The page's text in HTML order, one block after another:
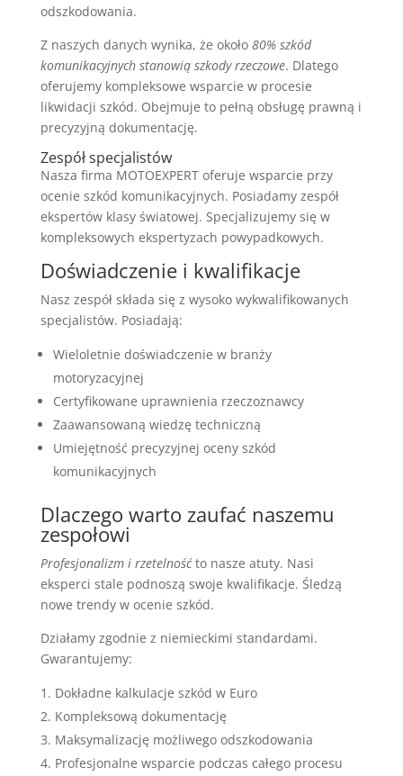
odszkodowania.
Z naszych danych wynika, że około 80% szkód
komunikacyjnych stanowią szkody rzeczowe. Dlatego
oferujemy kompleksowe wsparcie w procesie
likwidacji szkód. Obejmuje to pełną obsługę prawną i
precyzyjną dokumentację.
Zespół specjalistów
Nasza firma MOTOEXPERT oferuje wsparcie przy
ocenie szkód komunikacyjnych. Posiadamy zespół
ekspertów klasy światowej. Specjalizujemy się w
kompleksowych ekspertyzach powypadkowych.
Doświadczenie i kwalifikacje
Nasz zespół składa się z wysoko wykwalifikowanych
specjalistów. Posiadają:
Wieloletnie doświadczenie w branży
motoryzacyjnej
Certyfikowane uprawnienia rzeczoznawcy
Zaawansowaną wiedzę techniczną
Umiejętność precyzyjnej oceny szkód
komunikacyjnych
Dlaczego warto zaufać naszemu
zespołowi
Profesjonalizm i rzetelnośćto nasze atuty. Nasi
eksperci stale podnoszą swoje kwalifikacje. Śledzą
nowe trendy w ocenie szkód.
Działamy zgodnie z niemieckimi standardami.
Gwarantujemy:
Dokładne kalkulacje szkód w Euro
Kompleksową dokumentację
Maksymalizację możliwego odszkodowania
Profesjonalne wsparcie podczas całego procesu